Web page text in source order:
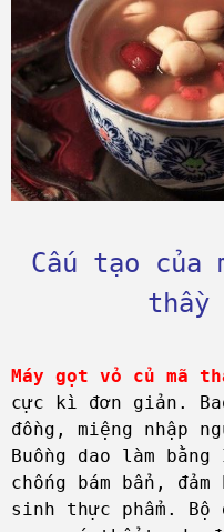
Cấu tạo của
thầy
Máy gọt vỏ củ mã
cực kì đơn giản.
đồng, miệng nhập
Buồng dao làm
chống bám bẩn,
sinh thực phẩm.